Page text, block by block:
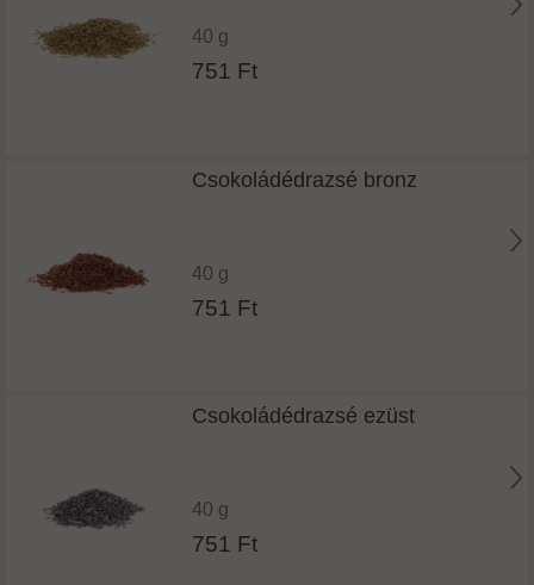
40 g
751 Ft
Csokoládédrazsé bronz
40 g
751 Ft
Csokoládédrazsé ezüst
40 g
751 Ft